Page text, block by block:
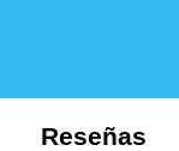
Reseñas